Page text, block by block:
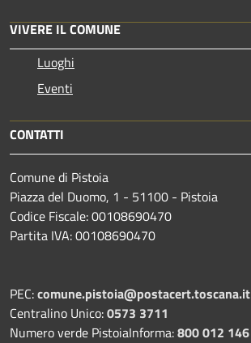
VIVERE IL COMUNE
Luoghi
Eventi
CONTATTI
Comune di Pistoia
Piazza del Duomo, 1 - 51100 - Pistoia
Codice Fiscale: 00108690470
Partita IVA: 00108690470
PEC:comune.pistoia@postacert.toscana.it
Centralino Unico:0573 3711
Numero verde PistoiaInforma:800 012 146